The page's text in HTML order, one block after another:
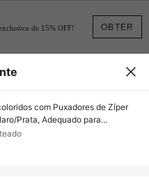
OBTER
de 15% OFF!
com Puxadores de Zíper
Prata, Adequado para
Costura Doméstica